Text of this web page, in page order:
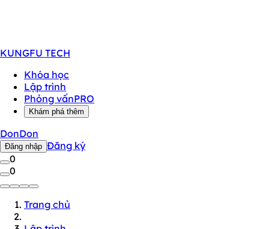
KUNGFU TECH
Khóa học
Lập trình
Phỏng vấnPRO
Khám phá thêm
DonDon
Đăng nhập Đăng ký
0
0
Trang chủ